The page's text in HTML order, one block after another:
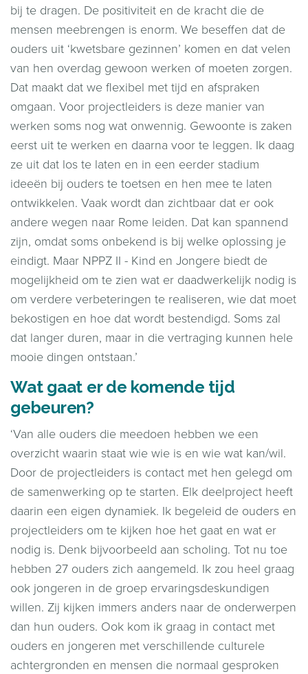
bij te dragen. De positiviteit en de kracht die de
mensen meebrengen is enorm. We beseffen dat de
ouders uit ‘kwetsbare gezinnen’ komen en dat velen
van hen overdag gewoon werken of moeten zorgen.
Dat maakt dat we flexibel met tijd en afspraken
omgaan. Voor projectleiders is deze manier van
werken soms nog wat onwennig. Gewoonte is zaken
eerst uit te werken en daarna voor te leggen. Ik daag
ze uit dat los te laten en in een eerder stadium
ideeën bij ouders te toetsen en hen mee te laten
ontwikkelen. Vaak wordt dan zichtbaar dat er ook
andere wegen naar Rome leiden. Dat kan spannend
zijn, omdat soms onbekend is bij welke oplossing je
eindigt. Maar NPPZ II - Kind en Jongere biedt de
mogelijkheid om te zien wat er daadwerkelijk nodig is
om verdere verbeteringen te realiseren, wie dat moet
bekostigen en hoe dat wordt bestendigd. Soms zal
dat langer duren, maar in die vertraging kunnen hele
mooie dingen ontstaan.’
Wat gaat er de komende tijd
gebeuren?
‘Van alle ouders die meedoen hebben we een
overzicht waarin staat wie wie is en wie wat kan/wil.
Door de projectleiders is contact met hen gelegd om
de samenwerking op te starten. Elk deelproject heeft
daarin een eigen dynamiek. Ik begeleid de ouders en
projectleiders om te kijken hoe het gaat en wat er
nodig is. Denk bijvoorbeeld aan scholing. Tot nu toe
hebben 27 ouders zich aangemeld. Ik zou heel graag
ook jongeren in de groep ervaringsdeskundigen
willen. Zij kijken immers anders naar de onderwerpen
dan hun ouders. Ook kom ik graag in contact met
ouders en jongeren met verschillende culturele
achtergronden en mensen die normaal gesproken